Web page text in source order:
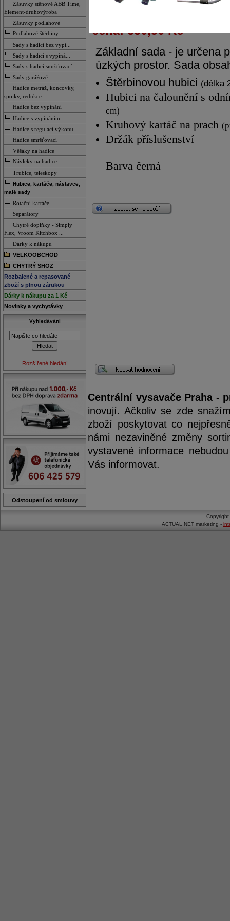
Zásuvky stěnové ABB Time,
Element-druhovýroba
Zásuvky podlahové
Podlahové štěrbiny
Sady s hadicí bez vypí...
Sady s hadicí s vypíná...
Sady s hadicí smršťovací
Sady garážové
Hadice metráž, koncovky,
spojky, redukce
Hadice bez vypínání
Hadice s vypínáním
Hadice s regulací výkonu
Hadice smršťovací
Věšáky na hadice
Návleky na hadice
Trubice, teleskopy
Hubice, kartáče, nástavce,
malé sady
Rotační kartáče
Separátory
Chytré doplňky - Simply
Flex, Vroom Kitchbox ...
Dárky k nákupu
VELKOOBCHOD
CHYTRÝ SHOZ
Rozbalené a repasované
zboží s plnou zárukou
Dárky k nákupu za 1 Kč
Novinky a vychytávky
Vyhledávání
Rozšířené hledání
Odstoupení od smlouvy
cena: 350,90 Kč
Základní sada - je určena
úzkých prostor. Sada
Štěrbinovou hubici (délka
Hubici na čalounění s
cm)
Kruhový kartáč na prach
Držák příslušenství
Barva černá
Centrální vysavače Praha -
inovují. Ačkoliv se zde
zboží poskytovat co
námi nezaviněné změny
vystavené informace
Vás informovat.
ACTUAL NET marketing -